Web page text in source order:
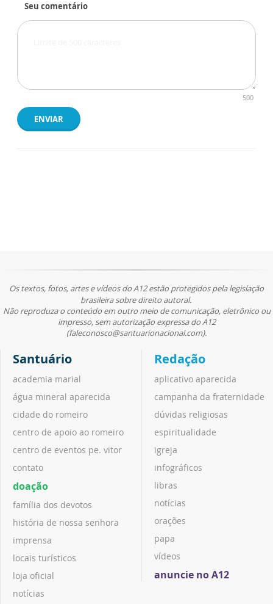
Seu comentário
500
ENVIAR
Os textos, fotos, artes e vídeos do A12 estão protegidos pela legislação
brasileira sobre direito autoral.
Não reproduza o conteúdo em outro meio de comunicação, eletrônico ou
impresso, sem autorização expressa do A12
(faleconosco@santuarionacional.com).
Santuário
academia marial
água mineral aparecida
cidade do romeiro
centro de apoio ao romeiro
centro de eventos pe. vitor
contato
doação
família dos devotos
história de nossa senhora
imprensa
locais turísticos
loja oficial
notícias
Redação
aplicativo aparecida
campanha da fraternidade
dúvidas religiosas
espiritualidade
igreja
infográficos
libras
notícias
orações
papa
vídeos
anuncie no A12